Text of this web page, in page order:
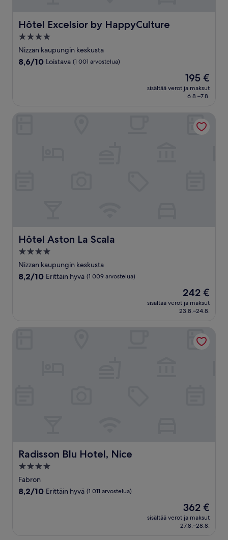
Hôtel Excelsior by HappyCulture
Hôtel Excelsior by HappyCulture
4.0
tähden
majoituspaikka
Nizzan kaupungin keskusta
8.6
8,6/10 Loistava (1 001 arvostelua)
Hinta
on
195 €
195 €
sisältää verot ja maksut
6.8.–7.8.
Hôtel Aston La Scala
Hôtel Aston La Scala
4.0
tähden
majoituspaikka
Nizzan kaupungin keskusta
8.2
arvostelua)
8,2/10 Erittäin hyvä (1 009 arvostelua)
Hinta
on
242 €
242 €
sisältää verot ja maksut
23.8.–24.8.
Radisson Blu Hotel, Nice
Radisson Blu Hotel, Nice
4.0
tähden
majoituspaikka
Fabron
8.2
8,2/10 Erittäin hyvä (1 011 arvostelua)
Hinta
on
362 €
362 €
sisältää verot ja maksut
27.8.–28.8.